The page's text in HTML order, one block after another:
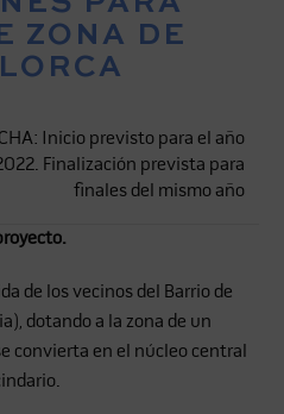
ZONA DE
Inicio previsto para el año
Finalización prevista para
finales del mismo año
de los vecinos del Barrio de
dotando a la zona de un
convierta en el núcleo central